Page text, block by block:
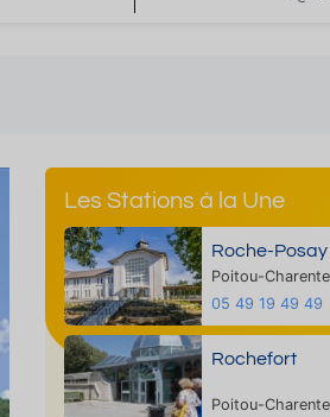
Les Stations à la Une
Roche-Posay
Poitou-
05 49 19 49 49
Rochefort
Poitou-